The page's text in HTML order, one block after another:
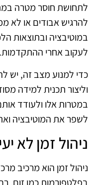
לתחושת חוסר מטרה
להרגיש אבודים או לא
במוטיבציה ובתוצאות
לעקוב אחרי ההתקדמות.
כדי למנוע מצב זה, יש
וליצור תכנית למידה
במטרות אלו ולעודד
לשפר את המוטיבציה
ניהול זמן לא
ניהול זמן הוא מרכיב